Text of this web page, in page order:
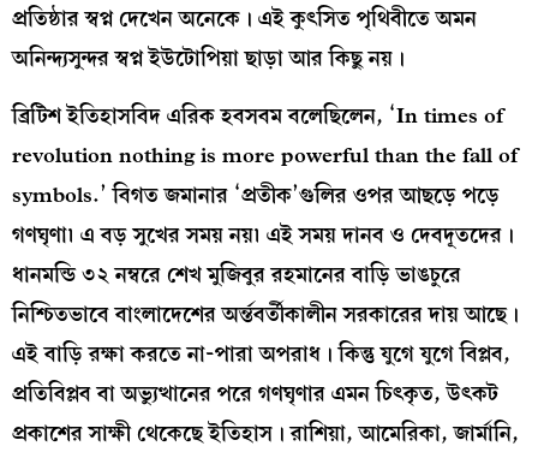
প্রতিষ্ঠার স্বপ্ন দেখেন অনেকে। এই কুৎসিত পৃথিবীতে অমন
অনিন্দ্যসুন্দর স্বপ্ন ইউটোপিয়া ছাড়া আর কিছু নয়।
ব্রিটিশ ইতিহাসবিদ এরিক হবসবম বলেছিলেন, ‘In times of
revolution nothing is more powerful than the fall of
symbols.’ বিগত জমানার ‘প্রতীক’গুলির ওপর আছড়ে পড়ে
গণঘৃণা৷ এ বড় সুখের সময় নয়৷ এই সময় দানব ও দেবদূতদের।
ধানমন্ডি ৩২ নম্বরে শেখ মুজিবুর রহমানের বাড়ি ভাঙচুরে
নিশ্চিতভাবে বাংলাদেশের অর্ন্তবর্তীকালীন সরকারের দায় আছে।
এই বাড়ি রক্ষা করতে না-পারা অপরাধ। কিন্তু যুগে যুগে বিপ্লব,
প্রতিবিপ্লব বা অভ্যুত্থানের পরে গণঘৃণার এমন চিৎকৃত, উৎকট
প্রকাশের সাক্ষী থেকেছে ইতিহাস। রাশিয়া, আমেরিকা, জার্মানি,